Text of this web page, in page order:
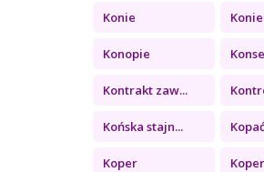
Konie
Konopie
Kontrakt zaw...
Końska stajn... Kopać
Koper